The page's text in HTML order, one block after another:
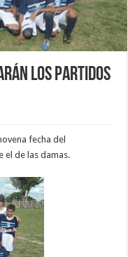
los partidos
fecha del
el de las damas.